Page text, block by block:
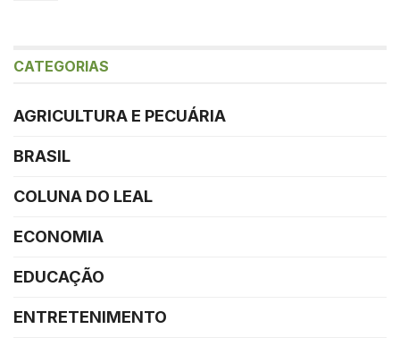
CATEGORIAS
AGRICULTURA E PECUÁRIA
BRASIL
COLUNA DO LEAL
ECONOMIA
EDUCAÇÃO
ENTRETENIMENTO